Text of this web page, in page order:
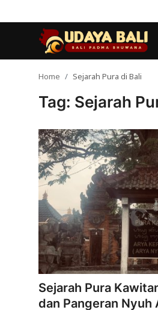
Desa Adat
Tradisi
Kearifan lokal
Alam Bali
Usadha
Home Sejarah Pura di Bali
Tag: Sejarah
Sejarah Pura
dan Pangeran Nyuh